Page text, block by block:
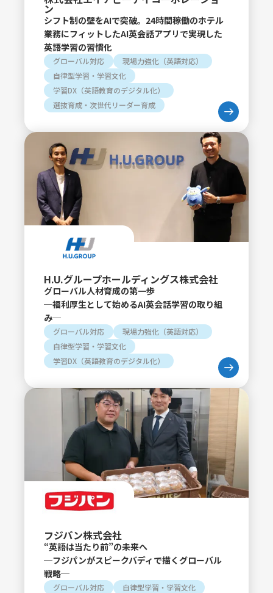
ン
シフト制の壁をAIで突破。24時間稼働のホテル
業務にフィットしたAI英会話アプリで実現した
英語学習の習慣化
グローバル対応
現場力強化（英語対応）
自律型学習・学習文化
学習DX（英語教育のデジタル化）
選抜育成・次世代リーダー育成
H.U.グループホールディングス株式会社
グローバル人材育成の第一歩
─福利厚生として始めるAI英会話学習の取り組
み─
グローバル対応
現場力強化（英語対応）
自律型学習・学習文化
学習DX（英語教育のデジタル化）
フジパン株式会社
“英語は当たり前”の未来へ
─フジパンがスピークバディで描くグローバル
戦略─
グローバル対応
自律型学習・学習文化